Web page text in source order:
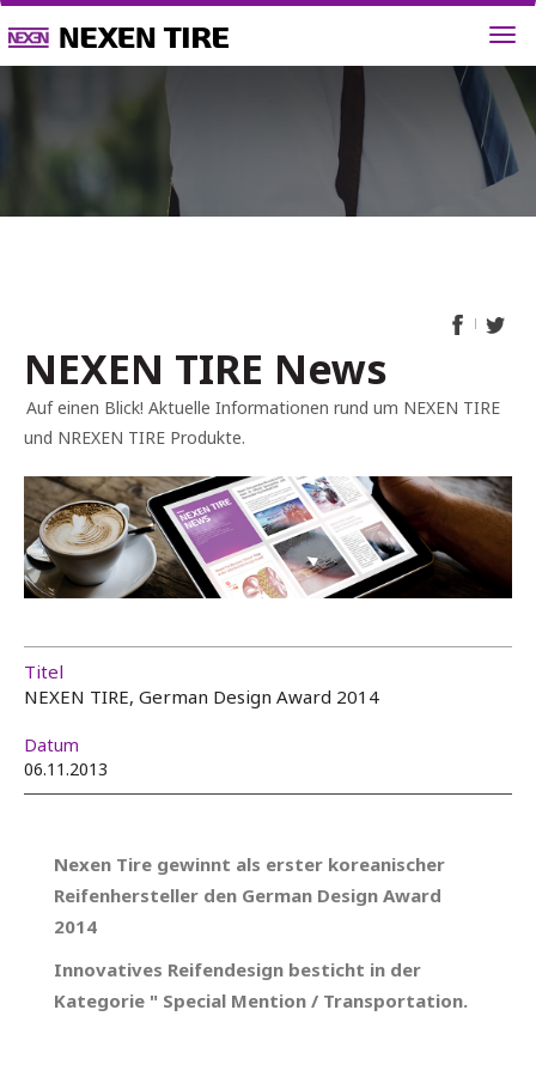
NEWS
NEXEN TIRE News
Auf einen Blick! Aktuelle Informationen rund um NEXEN TIRE
und NREXEN TIRE Produkte.
Titel
NEXEN TIRE, German Design Award 2014
Datum
06.11.2013
Nexen Tire gewinnt als erster koreanischer
Reifenhersteller den German Design Award
2014
Innovatives Reifendesign besticht in der
Kategorie " Special Mention / Transportation.